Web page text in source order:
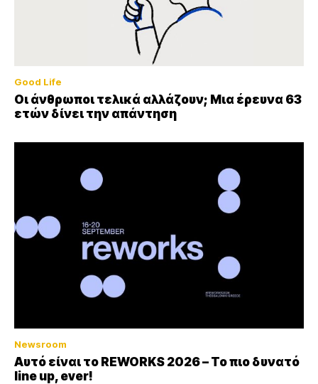
Good Life
Οι άνθρωποι τελικά αλλάζουν; Μια έρευνα 63
ετών δίνει την απάντηση
Newsroom
Αυτό είναι το REWORKS 2026 – Το πιο δυνατό
line up, ever!